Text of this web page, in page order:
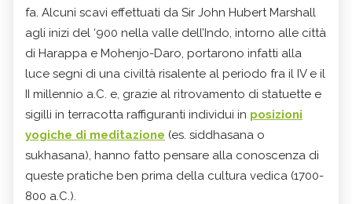
fa. Alcuni scavi effettuati da Sir John Hubert Marshall
agli inizi del ‘900 nella valle dell’Indo, intorno alle città
di Harappa e Mohenjo-Daro, portarono infatti alla
luce segni di una civiltà risalente al periodo fra il IV e il
II millennio a.C. e, grazie al ritrovamento di statuette e
sigilli in terracotta raffiguranti individui in posizioni
yogiche di meditazione (es. siddhasana o
sukhasana), hanno fatto pensare alla conoscenza di
queste pratiche ben prima della cultura vedica (1700-
800 a.C.).